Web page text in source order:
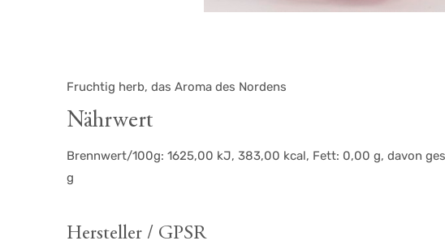
Fruchtig herb, das Aroma des Nordens
Nährwert
Brennwert/100g: 1625,00 kJ, 383,00 kcal, Fett: 0,00 g, davon
g
Hersteller / GPSR